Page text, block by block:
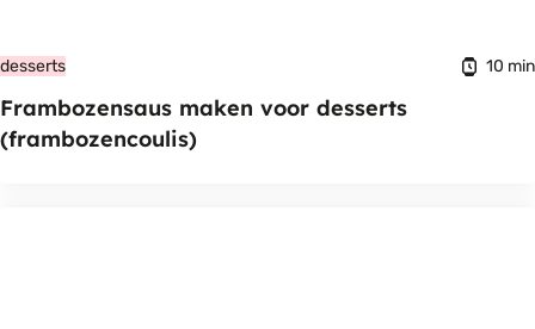
desserts 10 min
Frambozensaus maken voor desserts
(frambozencoulis)